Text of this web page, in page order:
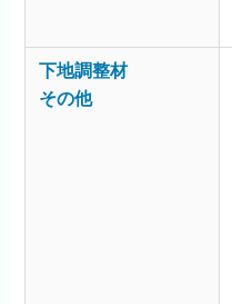
下地調整材
その他